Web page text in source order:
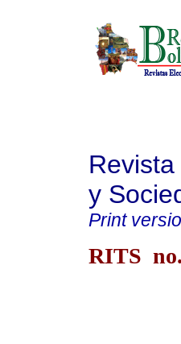
y
Print
RITS